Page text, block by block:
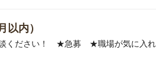
以内）
ください！ ★急募 ★職場が気に入れ